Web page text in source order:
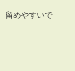
留めやすいで